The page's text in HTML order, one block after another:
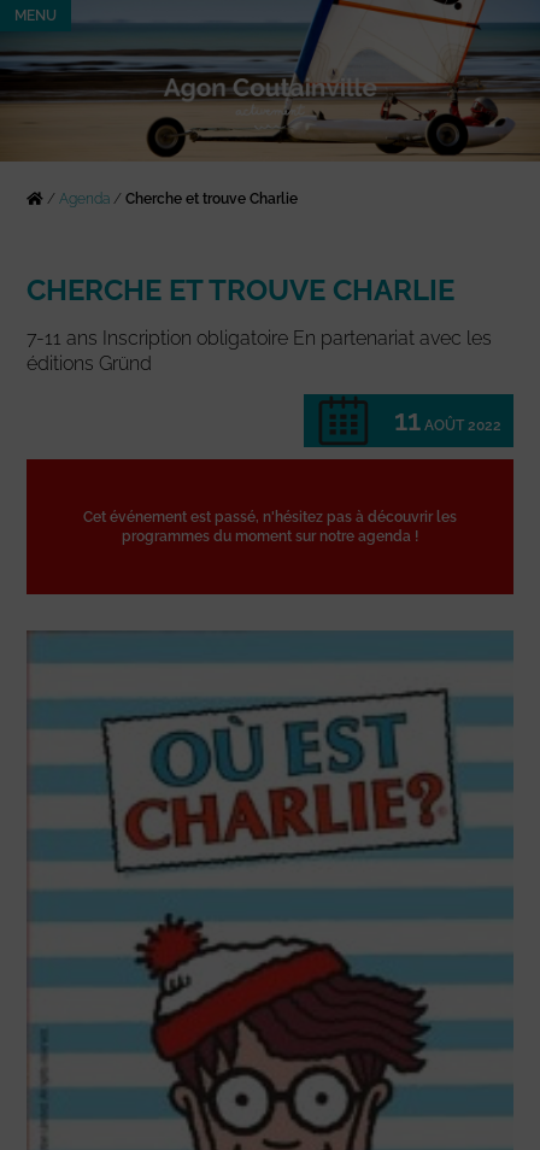
MENU
/Agenda /Cherche et trouve Charlie
CHERCHE ET TROUVE CHARLIE
7-11 ans Inscription obligatoire En partenariat avec les
éditions Gründ
11 AOÛT 2022
Cet événement est passé, n'hésitez pas à découvrir les
programmes du moment sur notre agenda !